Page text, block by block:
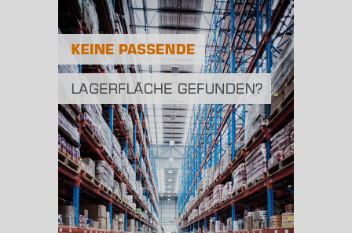
Bevölkerungsdichte
(Landkreis / Kreisfreie Stadt)
100 Einwohner/km
(Landkreis / Kreisfreie Stadt)
1.343,96 km
BESCHÄFTIGUNG(STAND: 06/2020)
Beschäftigte
(Landkreis / Kreisfreie Stadt)
Beschäftigtenquote
(Landkreis / Kreisfreie Stadt)
43,86 %